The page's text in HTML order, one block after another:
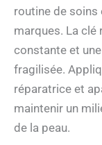
routine de
marques. La clé
constante et
fragilisée.
réparatrice et
maintenir un
de la peau.